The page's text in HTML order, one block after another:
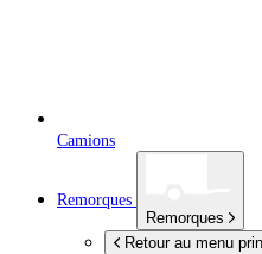
Camions
Remorques
Remorques
Retour au menu